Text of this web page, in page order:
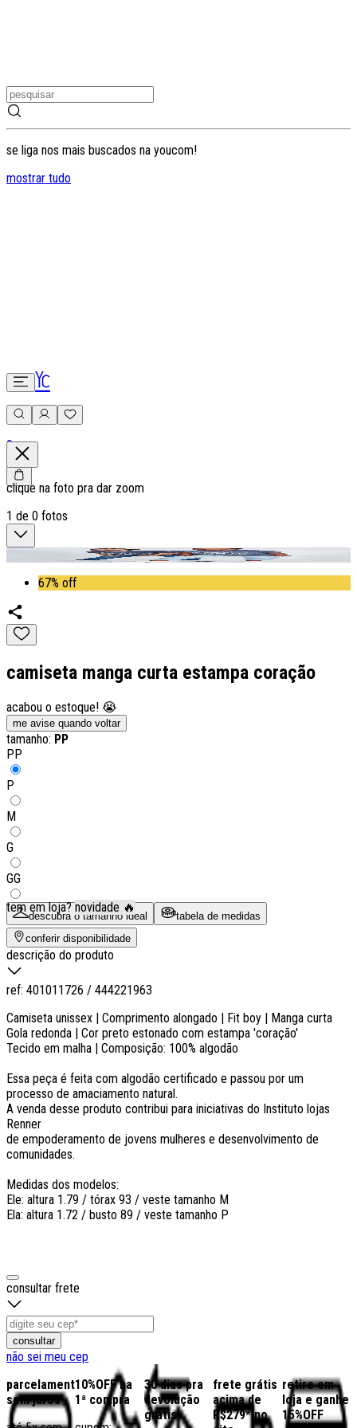
se liga nos mais buscados na youcom!
mostrar tudo
0
clique na foto pra dar zoom
1 de 0 fotos
67% off
camiseta manga curta estampa coração
acabou o estoque! 😭
me avise quando voltar
tamanho: PP
PP
P
M
G
GG
descubra o tamanho ideal tabela de medidas
tem em loja? novidade 🔥
conferir disponibilidade
descrição do produto
ref: 401011726 / 444221963
Camiseta unissex | Comprimento alongado | Fit boy | Manga curta
Gola redonda | Cor preto estonado com estampa 'coração'
Tecido em malha | Composição: 100% algodão
Essa peça é feita com algodão certificado e passou por um
processo de amaciamento natural.
A venda desse produto contribui para iniciativas do Instituto lojas
Renner
de empoderamento de jovens mulheres e desenvolvimento de
comunidades.
Medidas dos modelos:
Ele: altura 1.79 / tórax 93 / veste tamanho M
Ela: altura 1.72 / busto 89 / veste tamanho P
consultar frete
consultar
não sei meu cep
parcelamento
sem juros
10%OFF na
1ª compra
30 dias pra
devolução
grátis
frete grátis
acima de
R$279* no
retire em
loja e ganhe
15%OFF